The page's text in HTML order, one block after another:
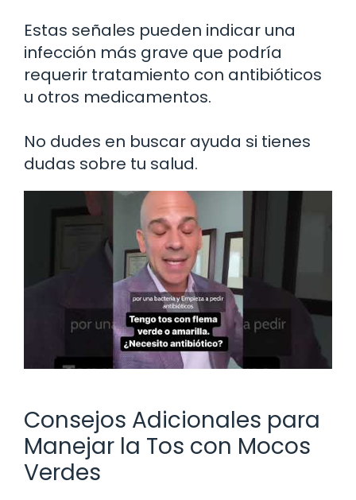
Estas señales pueden indicar una
infección más grave que podría
requerir tratamiento con antibióticos
u otros medicamentos.
No dudes en buscar ayuda si tienes
dudas sobre tu salud.
Consejos Adicionales para
Manejar la Tos con Mocos
Verdes